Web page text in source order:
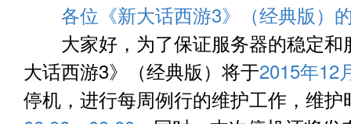
各位《新大话西游3》（经典版）
大家好，为了保证服务器的稳定和
大话西游3》（经典版）将于2015年12
停机，进行每周例行的维护工作，维护